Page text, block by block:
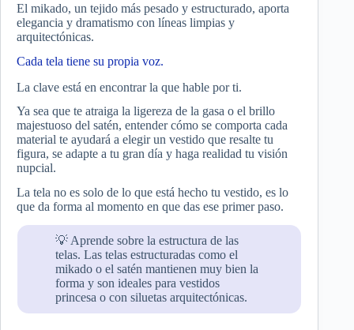
El mikado, un tejido más pesado y estructurado, aporta
elegancia y dramatismo con líneas limpias y
arquitectónicas.
Cada tela tiene su propia voz.
La clave está en encontrar la que hable por ti.
Ya sea que te atraiga la ligereza de la gasa o el brillo
majestuoso del satén, entender cómo se comporta cada
material te ayudará a elegir un vestido que resalte tu
figura, se adapte a tu gran día y haga realidad tu visión
nupcial.
La tela no es solo de lo que está hecho tu vestido, es lo
que da forma al momento en que das ese primer paso.
💡 Aprende sobre la estructura de las
telas. Las telas estructuradas como el
mikado o el satén mantienen muy bien la
forma y son ideales para vestidos
princesa o con siluetas arquitectónicas.